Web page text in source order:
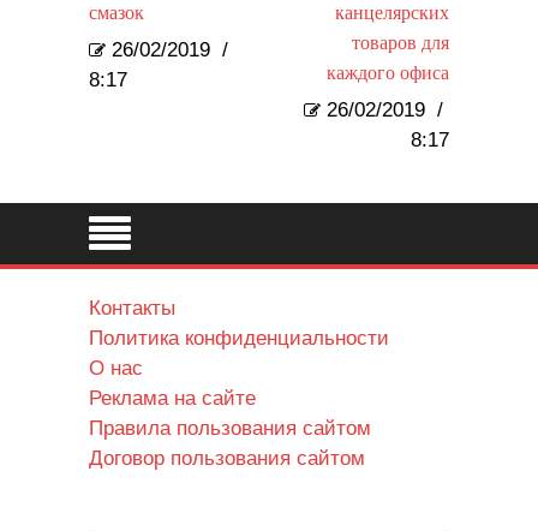
смазок
26/02/2019 /
8:17
канцелярских
товаров для
каждого офиса
26/02/2019 /
8:17
Контакты
Политика конфиденциальности
О нас
Реклама на сайте
Правила пользования сайтом
Договор пользования сайтом